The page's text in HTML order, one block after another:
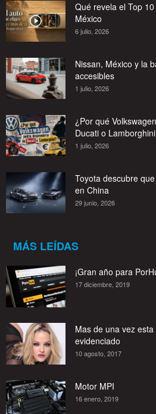
Qué revela el Top
México
6 julio, 2026
Nissan, México y la
accesibles
1 julio, 2026
¿Por qué
Ducati o
1 julio, 2026
Toyota descubre
en China
29 junio, 2026
MÁS LEÍDAS
¡Gran año para
17 diciembre, 2019
Mas de una vez
evidenciado
10 agosto, 2017
Motor MPI
16 enero, 2019